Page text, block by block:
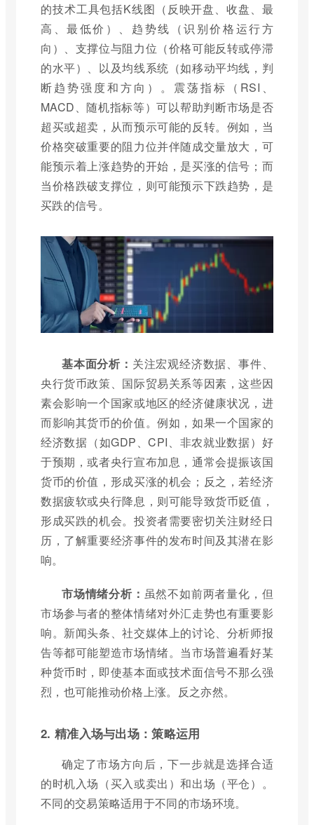
的技术工具包括K线图（反映开盘、收盘、最
高、最低价）、趋势线（识别价格运行方
向）、支撑位与阻力位（价格可能反转或停滞
的水平）、以及均线系统（如移动平均线，判
断趋势强度和方向）。震荡指标（RSI、
MACD、随机指标等）可以帮助判断市场是否
超买或超卖，从而预示可能的反转。例如，当
价格突破重要的阻力位并伴随成交量放大，可
能预示着上涨趋势的开始，是买涨的信号；而
当价格跌破支撑位，则可能预示下跌趋势，是
买跌的信号。
基本面分析： 关注宏观经济数据、事件、
央行货币政策、国际贸易关系等因素，这些因
素会影响一个国家或地区的经济健康状况，进
而影响其货币的价值。例如，如果一个国家的
经济数据（如GDP、CPI、非农就业数据）好
于预期，或者央行宣布加息，通常会提振该国
货币的价值，形成买涨的机会；反之，若经济
数据疲软或央行降息，则可能导致货币贬值，
形成买跌的机会。投资者需要密切关注财经日
历，了解重要经济事件的发布时间及其潜在影
响。
市场情绪分析： 虽然不如前两者量化，但
市场参与者的整体情绪对外汇走势也有重要影
响。新闻头条、社交媒体上的讨论、分析师报
告等都可能塑造市场情绪。当市场普遍看好某
种货币时，即使基本面或技术面信号不那么强
烈，也可能推动价格上涨。反之亦然。
2. 精准入场与出场：策略运用
确定了市场方向后，下一步就是选择合适
的时机入场（买入或卖出）和出场（平仓）。
不同的交易策略适用于不同的市场环境。